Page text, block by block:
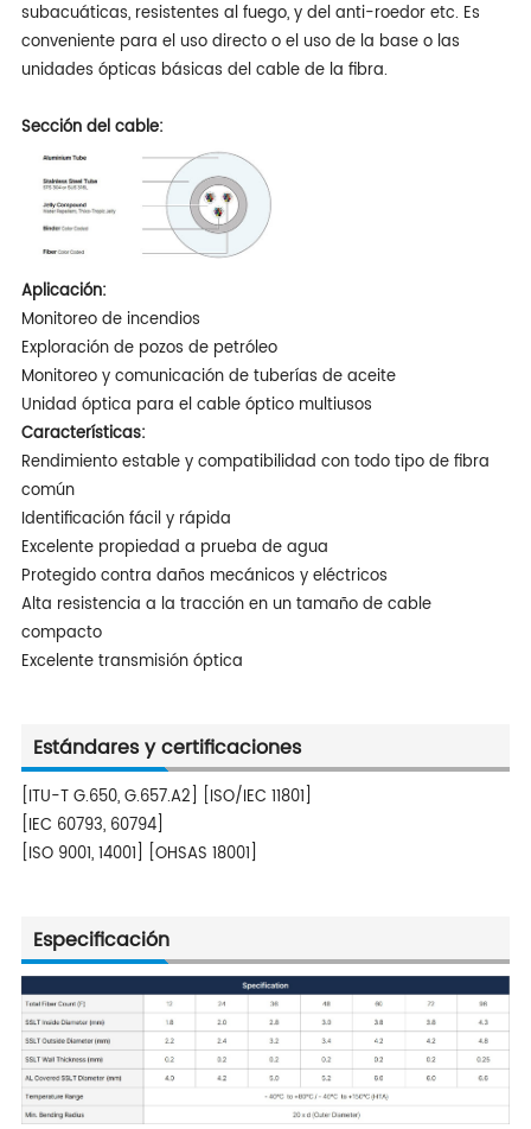
subacuáticas, resistentes al fuego, y del anti-roedor etc. Es
conveniente para el uso directo o el uso de la base o las
unidades ópticas básicas del cable de la fibra.
Sección del cable:
Aplicación:
Monitoreo de incendios
Exploración de pozos de petróleo
Monitoreo y comunicación de tuberías de aceite
Unidad óptica para el cable óptico multiusos
Características:
Rendimiento estable y compatibilidad con todo tipo de fibra
común
Identificación fácil y rápida
Excelente propiedad a prueba de agua
Protegido contra daños mecánicos y eléctricos
Alta resistencia a la tracción en un tamaño de cable
compacto
Excelente transmisión óptica
Estándares y certificaciones
[ITU-T G.650, G.657.A2] [ISO/IEC 11801]
[IEC 60793, 60794]
[ISO 9001, 14001] [OHSAS 18001]
Especificación